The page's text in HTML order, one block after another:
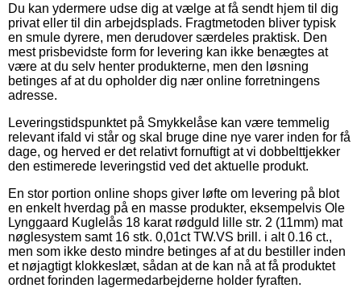
Du kan ydermere udse dig at vælge at få sendt hjem til dig
privat eller til din arbejdsplads. Fragtmetoden bliver typisk
en smule dyrere, men derudover særdeles praktisk. Den
mest prisbevidste form for levering kan ikke benægtes at
være at du selv henter produkterne, men den løsning
betinges af at du opholder dig nær online forretningens
adresse.
Leveringstidspunktet på Smykkelåse kan være temmelig
relevant ifald vi står og skal bruge dine nye varer inden for få
dage, og herved er det relativt fornuftigt at vi dobbelttjekker
den estimerede leveringstid ved det aktuelle produkt.
En stor portion online shops giver løfte om levering på blot
en enkelt hverdag på en masse produkter, eksempelvis Ole
Lynggaard Kuglelås 18 karat rødguld lille str. 2 (11mm) mat
nøglesystem samt 16 stk. 0,01ct TW.VS brill. i alt 0.16 ct.,
men som ikke desto mindre betinges af at du bestiller inden
et nøjagtigt klokkeslæt, sådan at de kan nå at få produktet
ordnet forinden lagermedarbejderne holder fyraften.